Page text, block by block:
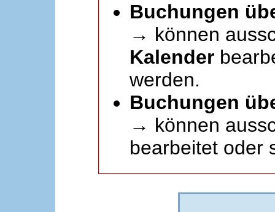
Buchungen
→ können
Kalender
werden.
Buchungen
→ können
bearbeitet oder